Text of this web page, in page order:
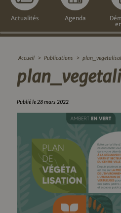
Actualités Agenda
Accueil > Publications >
Publié le 28 mars 2022